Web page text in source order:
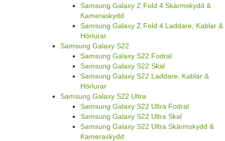
Samsung Galaxy Z Fold 4 Skärmskydd &
Kameraskydd
Samsung Galaxy Z Fold 4 Laddare, Kablar &
Hörlurar
Samsung Galaxy S22
Samsung Galaxy S22 Fodral
Samsung Galaxy S22 Skal
Samsung Galaxy S22 Laddare, Kablar &
Hörlurar
Samsung Galaxy S22 Ultra
Samsung Galaxy S22 Ultra Fodral
Samsung Galaxy S22 Ultra Skal
Samsung Galaxy S22 Ultra Skärmskydd &
Kameraskydd